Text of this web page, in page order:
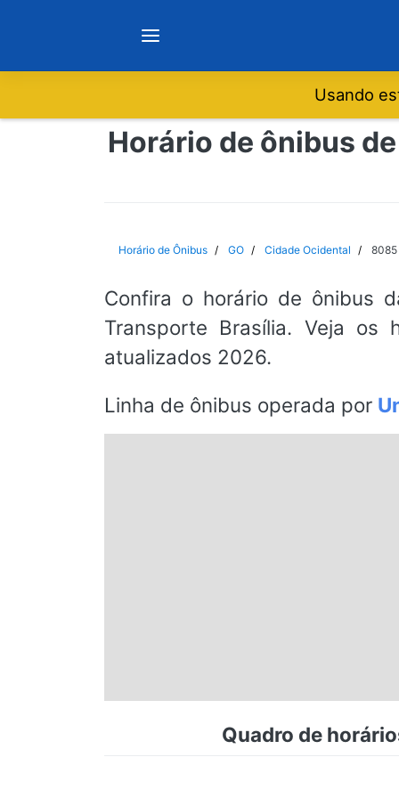
Notícias
São Paulo
Rio de Janeiro
Espírito Santo
Nordeste
Usando
Horário de ônibus
Horário de Ônibus GO Cidade Ocidental 8085
Confira o horário de ônibus
Transporte Brasília. Veja os
atualizados 2026.
Linha de ônibus operada por
Quadro de